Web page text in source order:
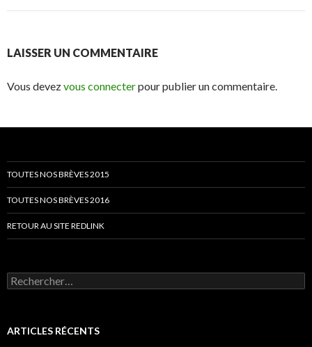
LAISSER UN COMMENTAIRE
Vous devezvous connecterpour publier un commentaire.
TOUTES NOS BRÈVES 2015
TOUTES NOS BRÈVES 2016
RETOUR AU SITE REDLINK
Rechercher :
ARTICLES RÉCENTS